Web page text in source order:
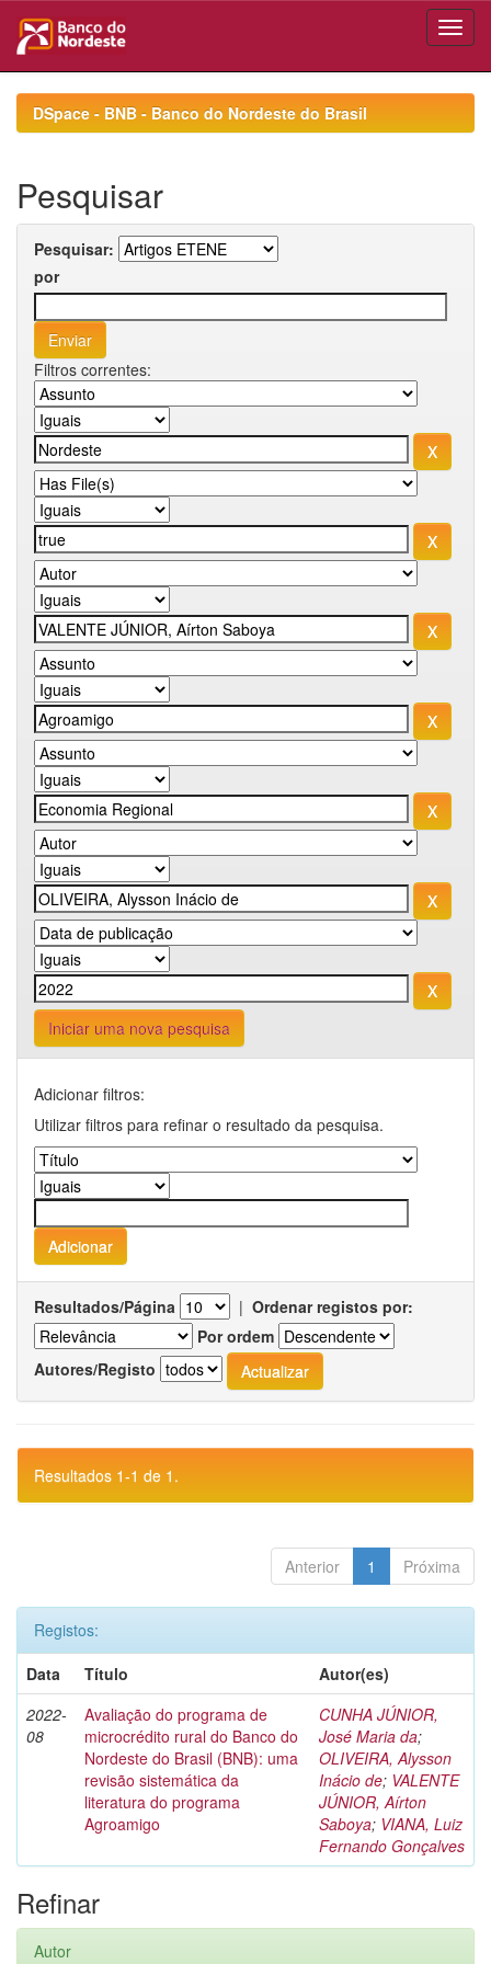
navigationDSpace - BNB - Banco do Nordeste do Brasil
Pesquisar
Pesquisar:
por
Filtros correntes:
Iniciar uma nova pesquisa
Adicionar filtros:
Utilizar filtros para refinar o resultado da pesquisa.
Resultados/Página | Ordenar registos por:
Por ordem
Autores/Registo
Resultados 1-1 de 1.
Anterior 1 Próxima
Registos:
Data
Título
Autor(es)
2022-
08
Avaliação do programa de
microcrédito rural do Banco do
Nordeste do Brasil (BNB): uma
revisão sistemática da
literatura do programa
Agroamigo
CUNHA JÚNIOR,
José Maria da;
OLIVEIRA, Alysson
Inácio de; VALENTE
JÚNIOR, Aírton
Saboya; VIANA, Luiz
Fernando Gonçalves
Refinar
Autor